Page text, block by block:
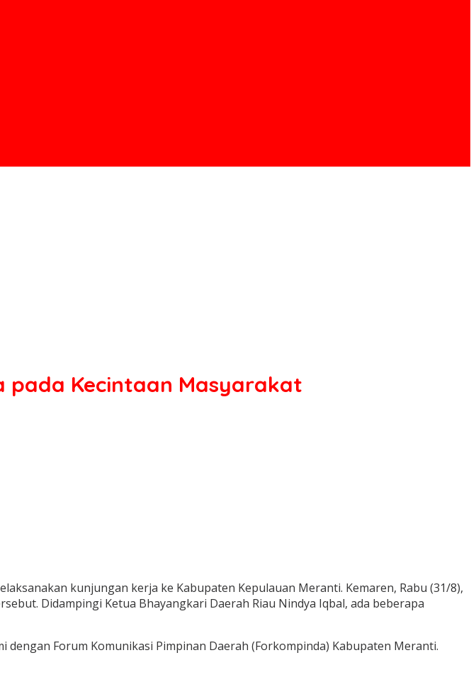
pada Kecintaan Masyarakat
kunjungan kerja ke Kabupaten Kepulauan Meranti. Kemaren, Rabu (31/8),
Didampingi Ketua Bhayangkari Daerah Riau Nindya Iqbal, ada beberapa
Forum Komunikasi Pimpinan Daerah (Forkompinda) Kabupaten Meranti.